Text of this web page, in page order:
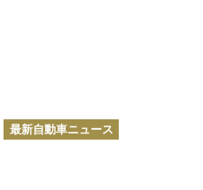
カ
テ
最新自動車ニュース